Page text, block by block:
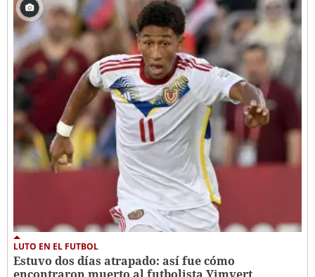
LUTO EN EL FUTBOL
Estuvo dos días atrapado: así fue cómo